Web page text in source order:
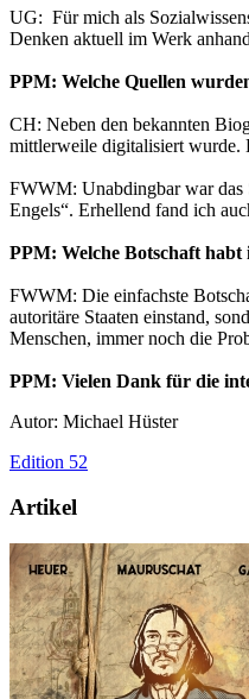
UG: Für mich als
Denken aktuell im Werk
PPM: Welche Quellen
CH: Neben den bekannten
mittlerweile digitalisiert wurde.
FWWM: Unabdingbar war das
Engels“. Erhellend fand ich
PPM: Welche Botschaft
FWWM: Die einfachste
autoritäre Staaten einstand,
Menschen, immer noch die
PPM: Vielen Dank für die
Autor: Michael Hüster
Edition 52
Artikel